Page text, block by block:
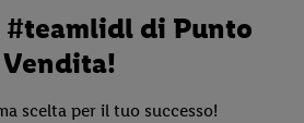
di Punto
Vendita!
scelta per il tuo successo!